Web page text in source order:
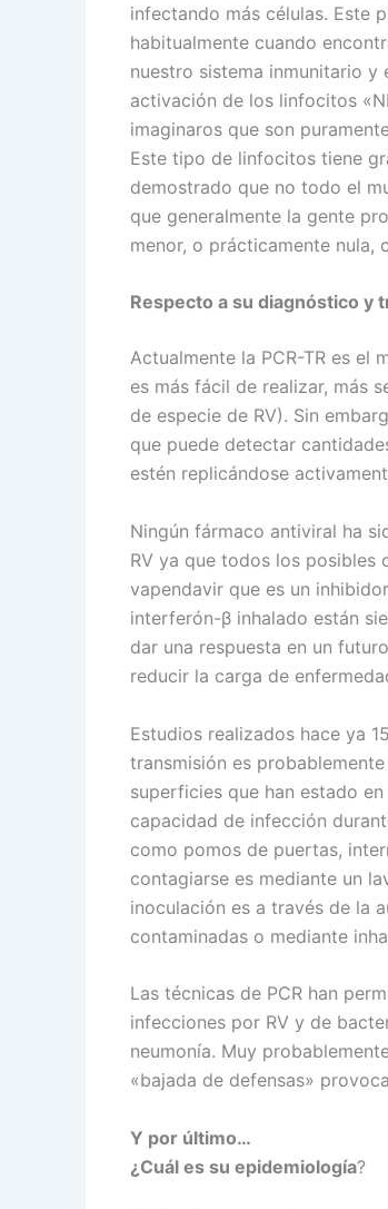
infectando más células. Este
habitualmente cuando
nuestro sistema inmunitario y
activación de los linfocitos
imaginaros que son
Este tipo de linfocitos tiene
demostrado que no todo el
que generalmente la gente
menor, o prácticamente nula,
Respecto a su diagnóstico y
Actualmente la PCR-TR es el
es más fácil de realizar, más
de especie de RV). Sin
que puede detectar
estén replicándose
Ningún fármaco antiviral ha
RV ya que todos los posibles
vapendavir que es un
interferón-β inhalado están
dar una respuesta en un
reducir la carga de
Estudios realizados hace ya
transmisión es
superficies que han estado
capacidad de infección
como pomos de puertas,
contagiarse es mediante un
inoculación es a través de la
contaminadas o mediante
Las técnicas de PCR han
infecciones por RV y de
neumonía. Muy
«bajada de defensas»
Y por último…
¿Cuál es su epidemiología?